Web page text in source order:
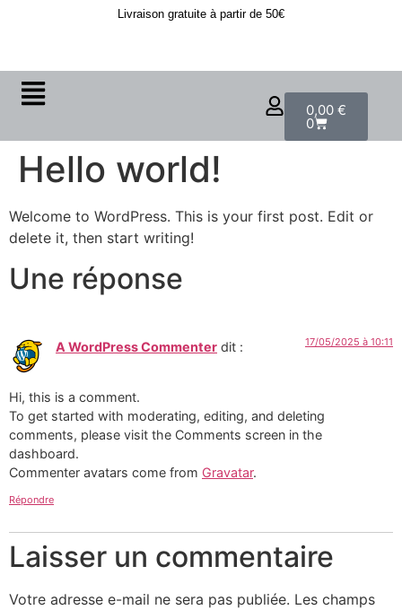
Livraison gratuite à partir de 50€
0,00€
0
Hello world!
Welcome to WordPress. This is your first post. Edit or
delete it, then start writing!
Une réponse
A WordPress Commenter dit : 17/05/2025 à 10:11
Hi, this is a comment.
To get started with moderating, editing, and deleting
comments, please visit the Comments screen in the
dashboard.
Commenter avatars come from Gravatar.
Répondre
Laisser un commentaire
Votre adresse e-mail ne sera pas publiée. Les champs